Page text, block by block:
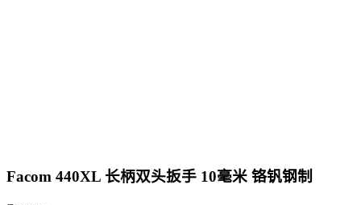
Facom 440XL 长柄双头扳手 10毫米 铬钒钢制